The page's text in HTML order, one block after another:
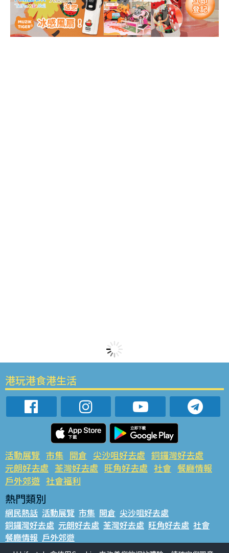
港玩港食港生活
活動展覽 市集 開倉 尖沙咀好去處 銅鑼灣好去處
元朗好去處 荃灣好去處 旺角好去處 社會 餐廳情報
戶外郊遊 社會福利
熱門類別
網民熱話 活動展覽 市集 開倉 尖沙咀好去處
銅鑼灣好去處 元朗好去處 荃灣好去處 旺角好去處 社會
餐廳情報 戶外郊遊